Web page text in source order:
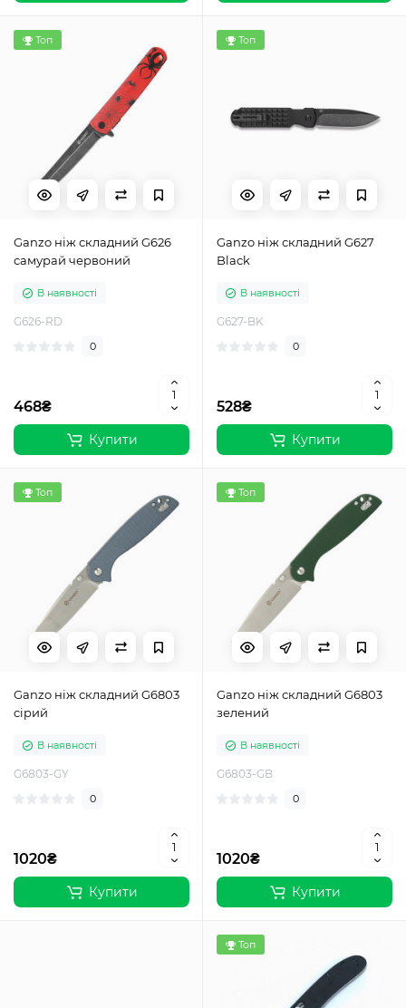
Топ
Ganzo ніж складний G626
самурай червоний
В наявності
G626-RD
0
468₴
Купити
Топ
Ganzo ніж складний G627
Black
В наявності
G627-BK
0
528₴
Купити
Топ
Ganzo ніж складний G6803
ciрий
В наявності
G6803-GY
0
1020₴
Купити
Топ
Ganzo ніж складний G6803
зелений
В наявності
G6803-GB
0
1020₴
Купити
Топ